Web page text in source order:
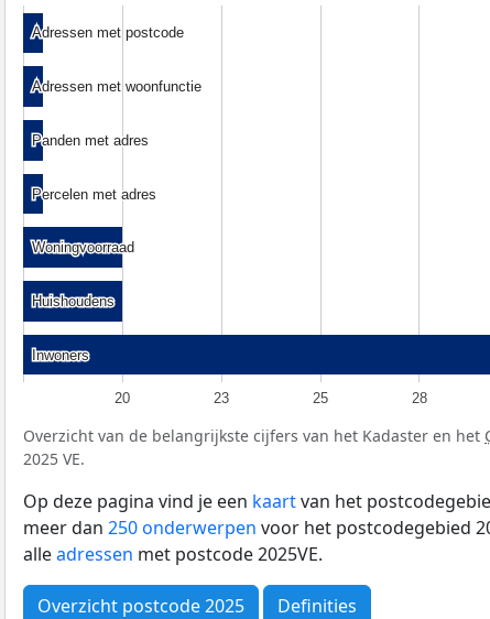
20 23 25 28
Adressen met postcode
Adressen met postcode
Adressen met woonfunctie
Adressen met woonfunctie
Panden met adres
Panden met adres
Percelen met adres
Percelen met adres
Woningvoorraad
Woningvoorraad
Huishoudens
Huishoudens
Inwoners
Inwoners
Overzicht van de belangrijkste cijfers van het Kadaster en het
2025 VE.
Op deze pagina vind je een kaartvan het
meer dan 250 onderwerpen voor het postcodegebied
alleadressen met postcode 2025VE.
Overzicht postcode 2025 Definities